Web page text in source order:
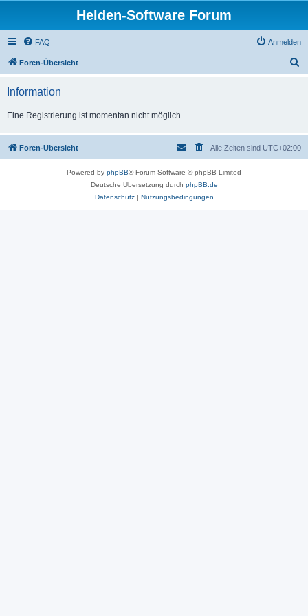
Helden-Software Forum
FAQ Anmelden
Foren-Übersicht
Information
Eine Registrierung ist momentan nicht möglich.
Foren-Übersicht Alle Zeiten sind UTC+02:00
Powered by phpBB® Forum Software © phpBB Limited
Deutsche Übersetzung durch phpBB.de
Datenschutz| Nutzungsbedingungen